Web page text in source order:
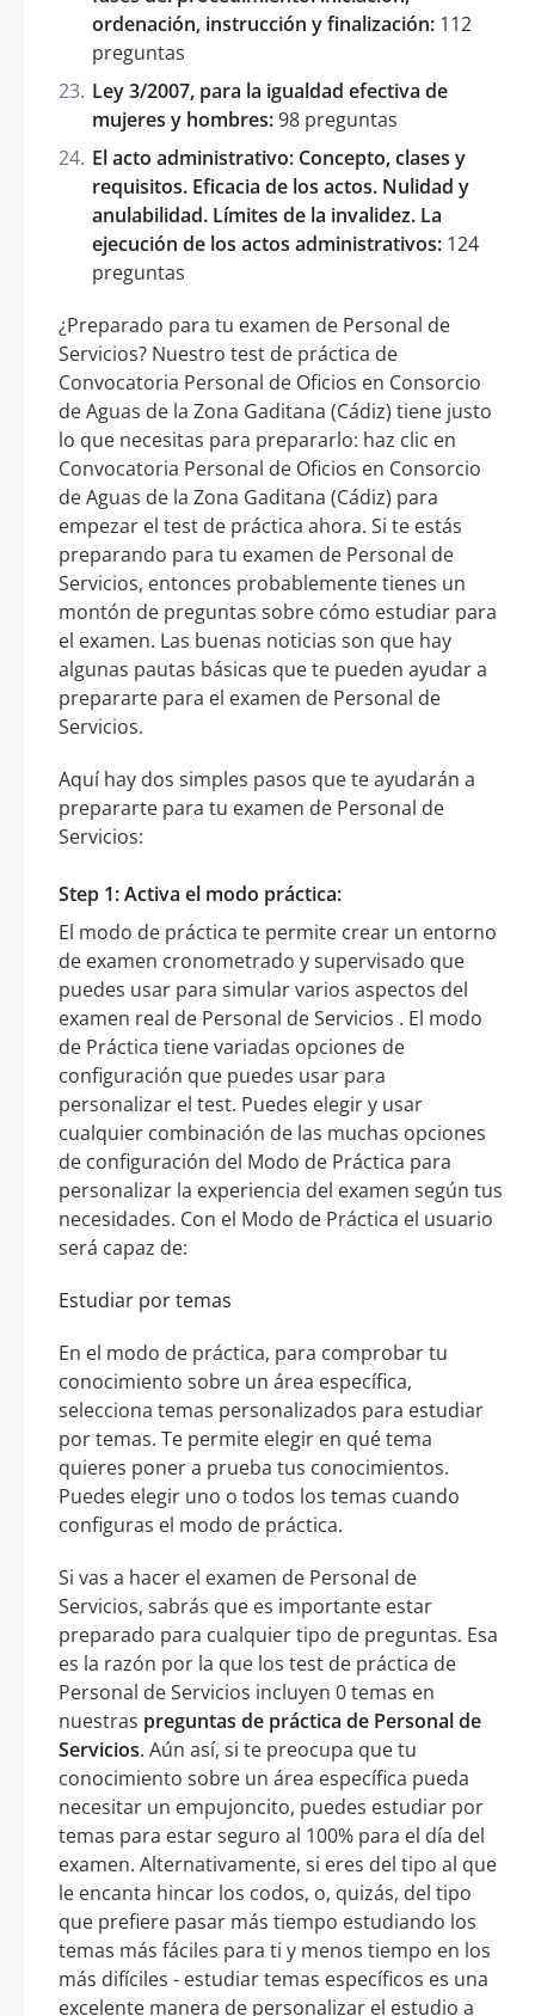
ordenación, instrucción y finalización: 112
preguntas
Ley 3/2007, para la igualdad efectiva de
mujeres y hombres:98 preguntas
El acto administrativo: Concepto, clases y
requisitos. Eficacia de los actos. Nulidad y
anulabilidad. Límites de la invalidez. La
ejecución de los actos administrativos: 124
preguntas
¿Preparado para tu examen de Personal de
Servicios? Nuestro test de práctica de
Convocatoria Personal de Oficios en Consorcio
de Aguas de la Zona Gaditana (Cádiz) tiene justo
lo que necesitas para prepararlo: haz clic en
Convocatoria Personal de Oficios en Consorcio
de Aguas de la Zona Gaditana (Cádiz) para
empezar el test de práctica ahora. Si te estás
preparando para tu examen de Personal de
Servicios, entonces probablemente tienes un
montón de preguntas sobre cómo estudiar para
el examen. Las buenas noticias son que hay
algunas pautas básicas que te pueden ayudar a
prepararte para el examen de Personal de
Servicios.
Aquí hay dos simples pasos que te ayudarán a
prepararte para tu examen de Personal de
Servicios:
Step 1: Activa el modo práctica:
El modo de práctica te permite crear un entorno
de examen cronometrado y supervisado que
puedes usar para simular varios aspectos del
examen real de Personal de Servicios . El modo
de Práctica tiene variadas opciones de
configuración que puedes usar para
personalizar el test. Puedes elegir y usar
cualquier combinación de las muchas opciones
de configuración del Modo de Práctica para
personalizar la experiencia del examen según tus
necesidades. Con el Modo de Práctica el usuario
será capaz de:
Estudiar por temas
En el modo de práctica, para comprobar tu
conocimiento sobre un área específica,
selecciona temas personalizados para estudiar
por temas. Te permite elegir en qué tema
quieres poner a prueba tus conocimientos.
Puedes elegir uno o todos los temas cuando
configuras el modo de práctica.
Si vas a hacer el examen de Personal de
Servicios, sabrás que es importante estar
preparado para cualquier tipo de preguntas. Esa
es la razón por la que los test de práctica de
Personal de Servicios incluyen 0 temas en
nuestras preguntas de práctica de Personal de
Servicios. Aún así, si te preocupa que tu
conocimiento sobre un área específica pueda
necesitar un empujoncito, puedes estudiar por
temas para estar seguro al 100% para el día del
examen. Alternativamente, si eres del tipo al que
le encanta hincar los codos, o, quizás, del tipo
que prefiere pasar más tiempo estudiando los
temas más fáciles para ti y menos tiempo en los
más difíciles - estudiar temas específicos es una
excelente manera de personalizar el estudio a